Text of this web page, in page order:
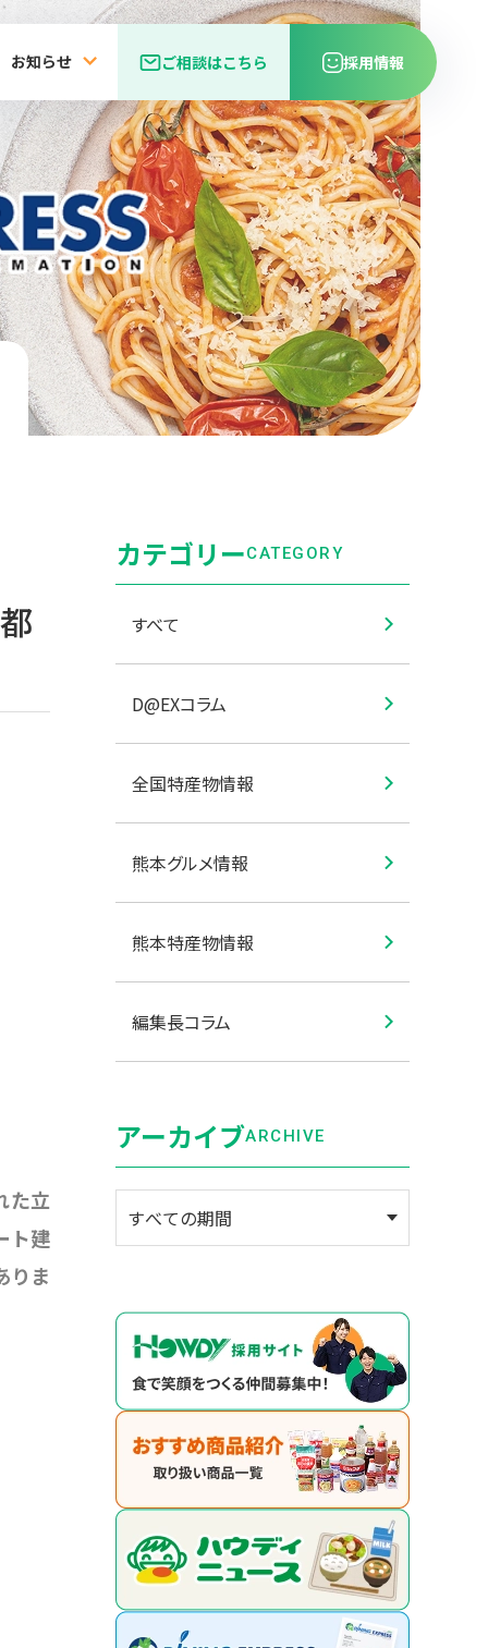
お知らせ ご相談はこちら 採用情報
た立
ト建
りま
カテゴリーCATEGORY
すべて
D@EXコラム
全国特産物情報
熊本グルメ情報
熊本特産物情報
編集長コラム
アーカイブARCHIVE